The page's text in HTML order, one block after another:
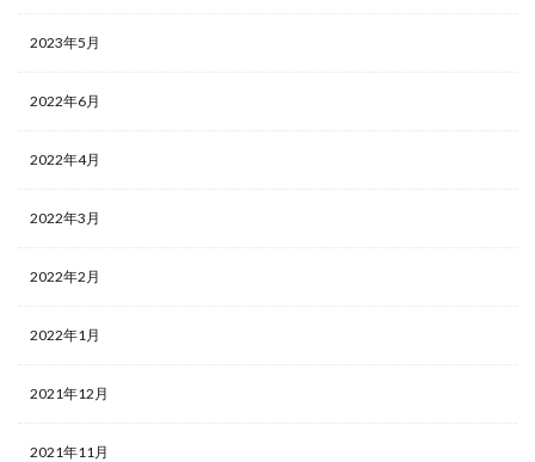
2023年5月
2022年6月
2022年4月
2022年3月
2022年2月
2022年1月
2021年12月
2021年11月